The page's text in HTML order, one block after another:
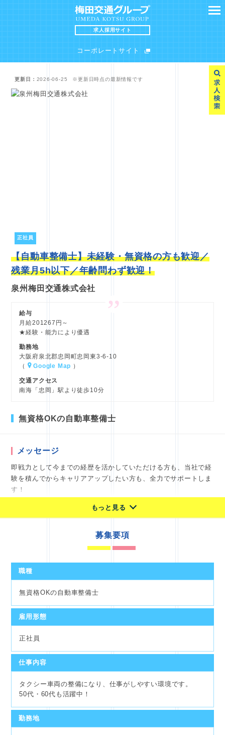
求人採用サイト
コーポレートサイト
SEARCH
更新日： 2026-06-25 ※更新日時点の最新情報です
正社員
【自動車整備士】未経験・無資格の方も歓迎／
残業月5h以下／年齢問わず歓迎！
泉州梅田交通株式会社
給与
月給201267円～
★経験・能力により優遇
勤務地
大阪府泉北郡忠岡町忠岡東3-6-10
（
Google Map ）
交通アクセス
南海「忠岡」駅より徒歩10分
無資格OKの自動車整備士
メッセージ
即戦力として今までの経歴を活かしていただける方も、当社で経
験を積んでからキャリアアップしたい方も、全力でサポートしま
す！
タクシー専用車両のJPNTAXIや、アルファードなど様々な車種
時には車両のラッピング作業を行うことも！
対応する車両が決まっており、整備士が営業などをすることもあ
関わるのはグループ内のスタッフのみになります。
数をこなせばこなすほど整備の知識を深めることができ、対応で
しで明るいうちに帰ることができますよ。
少人数の会社なので家庭的な雰囲気の中で、色々相談しながら働
くことができますよ。
プです～
もっと見る
募集要項
職種
無資格OKの自動車整備士
雇用形態
正社員
仕事内容
タクシー車両の整備になり、仕事がしやすい環境です。
50代・60代も活躍中！
勤務地